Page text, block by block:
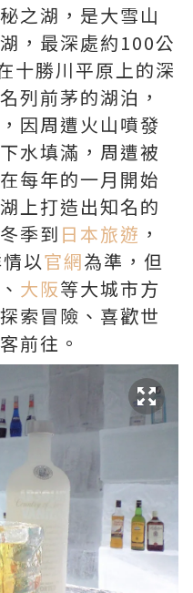
之湖，是大雪山
，最深處約100公
十勝川平原上的深
列前茅的湖泊，
因周遭火山噴發
水填滿，周遭被
每年的一月開始
上打造出知名的
季到 日本旅遊 ，
以官網為準，但
、 大阪等大城市方
索冒險、喜歡世
前往。